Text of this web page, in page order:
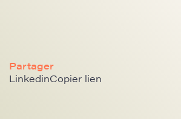
Partager
LinkedinCopier lien